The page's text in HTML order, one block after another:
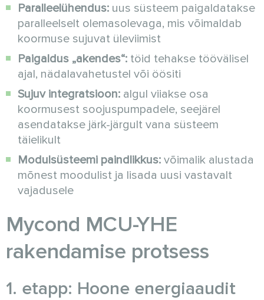
Paralleelühendus: uus süsteem paigaldatakse
paralleelselt olemasolevaga, mis võimaldab
koormuse sujuvat üleviimist
Paigaldus „akendes“: töid tehakse töövälisel
ajal, nädalavahetustel või öösiti
Sujuv integratsioon: algul viiakse osa
koormusest soojuspumpadele, seejärel
asendatakse järk-järgult vana süsteem
täielikult
Modulsüsteemi paindlikkus: võimalik alustada
mõnest moodulist ja lisada uusi vastavalt
vajadusele
Mycond MCU-YHE
rakendamise protsess
1. etapp: Hoone energiaaudit